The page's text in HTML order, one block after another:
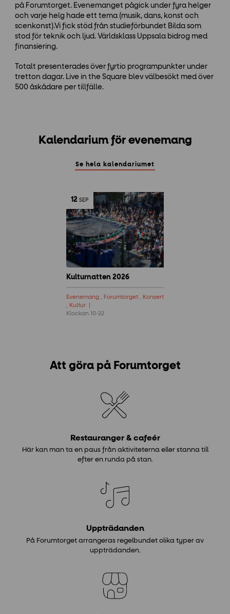
på Forumtorget. Evenemanget pågick under fyra helger
och varje helg hade ett tema (musik, dans, konst och
scenkonst).Vi fick stöd från studieförbundet Bilda som
stod för teknik och ljud. Världsklass Uppsala bidrog med
finansiering.
Totalt presenterades över fyrtio programpunkter under
tretton dagar. Live in the Square blev välbesökt med över
500 åskådare per tillfälle.
Kalendarium för evenemang
Se hela kalendariumet
12 SEP
Kulturnatten 2026
Evenemang Forumtorget
Konsert
Kultur
Klockan 10-22
Att göra på Forumtorget
Restauranger & cafeér
Här kan man ta en paus från aktiviteterna eller stanna till
efter en runda på stan.
Uppträdanden
På Forumtorget arrangeras regelbundet olika typer av
uppträdanden.